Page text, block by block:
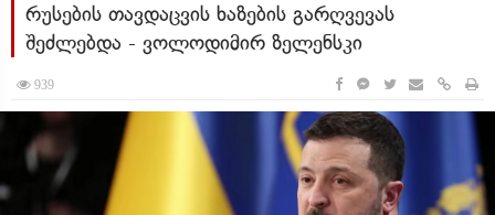
რუსების თავდაცვის ხაზების გარღვევას
შეძლებდა - ვოლოდიმირ ზელენსკი
939